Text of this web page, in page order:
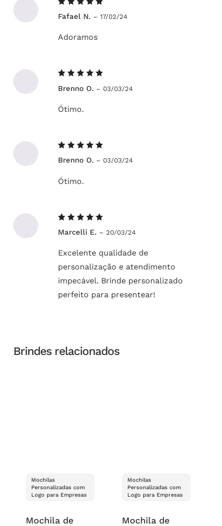
5de 5
Fafael N. – 17/02/24
Adoramos
5de 5
Brenno O. – 03/03/24
Ótimo.
5de 5
Brenno O. – 03/03/24
Ótimo.
5de 5
Marcelli E. – 20/03/24
Excelente qualidade de
personalização e atendimento
impecável. Brinde personalizado
perfeito para presentear!
Brindes relacionados
Mochilas
Personalizadas com
Logo para Empresas
Mochila de
Mochilas
Personalizadas com
Logo para Empresas
Mochila de